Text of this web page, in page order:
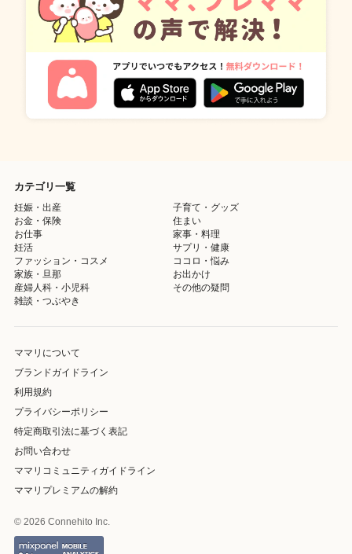
カテゴリ一覧
妊娠・出産
子育て・グッズ
お金・保険
住まい
お仕事
家事・料理
妊活
サプリ・健康
ファッション・コスメ
ココロ・悩み
家族・旦那
お出かけ
産婦人科・小児科
その他の疑問
雑談・つぶやき
ママリについて
ブランドガイドライン
利用規約
プライバシーポリシー
特定商取引法に基づく表記
お問い合わせ
ママリコミュニティガイドライン
ママリプレミアムの解約
© 2026 Connehito Inc.